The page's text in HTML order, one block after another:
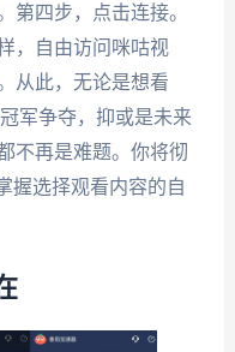
第四步，点击连接。
，自由访问咪咕视
从此，无论是想看
军争夺，抑或是未来
不再是难题。你将彻
握选择观看内容的自